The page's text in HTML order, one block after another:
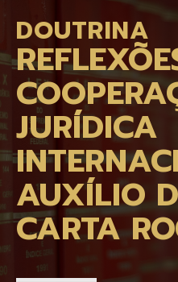
DOUTRINA
JURÍDICA
AUXÍLIO
CARTA